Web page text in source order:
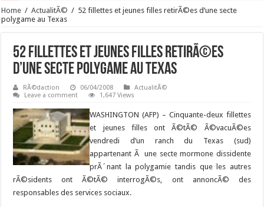
Home / ActualitÃ© / 52 fillettes et jeunes filles retirÃ©es d’une secte
polygame au Texas
52 fillettes et jeunes filles retirÃ©es
d’une secte polygame au Texas
RÃ©daction 06/04/2008
ActualitÃ©
Leave a comment
1,647 Views
WASHINGTON (AFP) – Cinquante-deux fillettes
et jeunes filles ont Ã©tÃ© Ã©vacuÃ©es
vendredi d’un ranch du Texas (sud)
appartenant Ã une secte mormone dissidente
prÃ´nant la polygamie tandis que les autres
rÃ©sidents ont Ã©tÃ© interrogÃ©s, ont annoncÃ© des
responsables des services sociaux.